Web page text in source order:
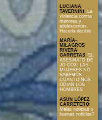
LUCIANA
TAVERNINI :
La
violencia contra
menores y
adolescentes.
Hacerla decible
MARÍA-
MILAGROS
RIVERA
GARRETAS: EL
ASESINATO DE
JO COX: LAS
MUJERES NO
SABEMOS
CUÁNTO NOS
ODIAN LOS
HOMBRES
ASUN LÓPEZ
CARRETERO:
Malas noticias o
buenas noticias?